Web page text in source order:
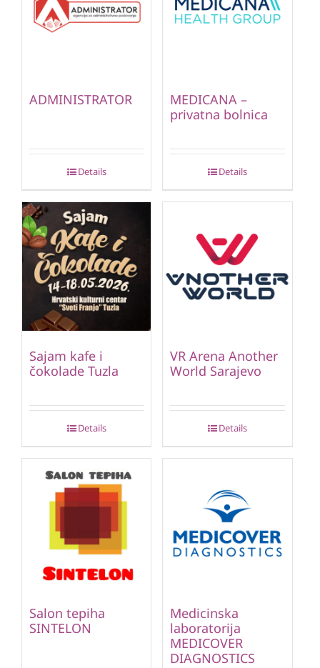
ADMINISTRATOR
Details
MEDICANA –
privatna bolnica
Details
Sajam kafe i
čokolade Tuzla
Details
VR Arena Another
World Sarajevo
Details
Salon tepiha
SINTELON
Medicinska
laboratorija
MEDICOVER
DIAGNOSTICS